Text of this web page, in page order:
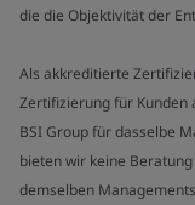
die die Objektivität der
Als akkreditierte
Zertifizierung für Kunden
BSI Group für dasselbe
bieten wir keine
demselben